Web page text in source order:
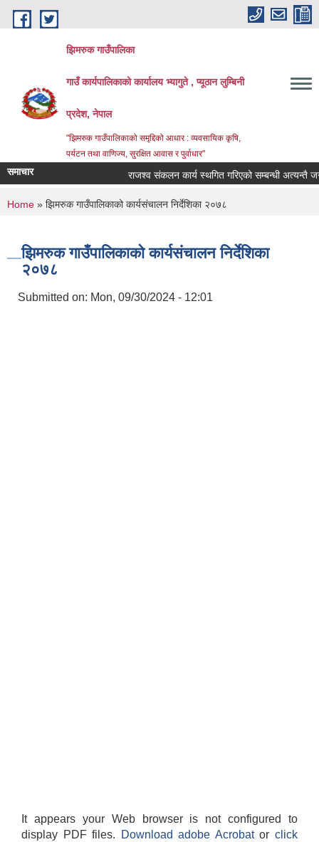
Skip to main content
झिमरुक गाउँपालिका
गाउँ कार्यपालिकाको कार्यालय भ्यागुते , प्यूठान लुम्बिनी
प्रदेश, नेपाल
"झिमरुक गाउँपालिकाको समृद्दिको आधार : व्यवसायिक कृषि,
पर्यटन तथा वाणिज्य, सुरक्षित आवास र पुर्वाधार"
समाचार राजश्व संकलन कार्य स्थगित गरिएको सम्बन्धी अत्यन्तै
You are here
Home » झिमरुक गाउँपालिकाको कार्यसंचालन निर्देशिका २०७८
झिमरुक गाउँपालिकाको कार्यसंचालन निर्देशिका
२०७८
Submitted on: Mon, 09/30/2024 - 12:01
It appears your Web browser is not configured to
display PDF files.
Download adobe Acrobatorclick